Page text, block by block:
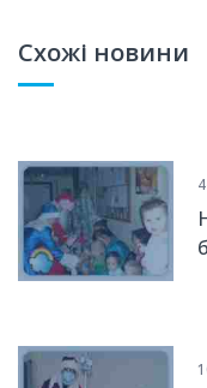
Схожі новини